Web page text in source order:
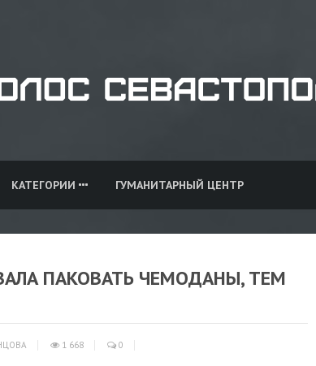
КАТЕГОРИИ ГУМАНИТАРНЫЙ ЦЕНТР
ПАКОВАТЬ ЧЕМОДАНЫ, ТЕМ
1 668 0